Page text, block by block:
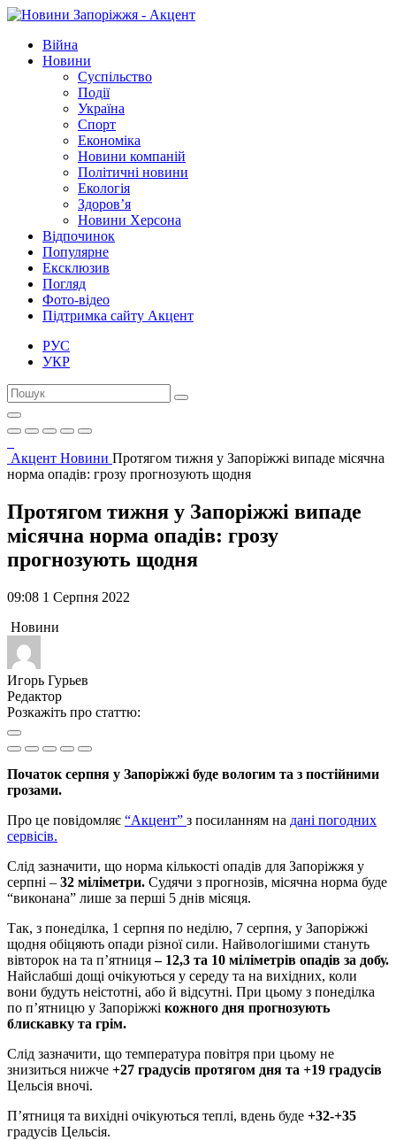
Війна
Новини
Суспільство
Події
Україна
Спорт
Економіка
Новини компаній
Політичні новини
Екологія
Здоров’я
Новини Херсона
Відпочинок
Популярне
Ексклюзив
Погляд
Фото-відео
Підтримка сайту Акцент
РУС
УКР
Акцент Новини Протягом тижня у Запоріжжі випаде місячна
норма опадів: грозу прогнозують щодня
Протягом тижня у Запоріжжі випаде
місячна норма опадів: грозу
прогнозують щодня
09:08 1 Серпня 2022
Новини
Игорь Гурьев
Редактор
Розкажіть про статтю:
Початок серпня у Запоріжжі буде вологим та з постійними
грозами.
Про це повідомляє “Акцент” з посиланням на дані погодних
сервісів.
Слід зазначити, що норма кількості опадів для Запоріжжя у
серпні – 32 міліметри. Судячи з прогнозів, місячна норма буде
“виконана” лише за перші 5 днів місяця.
Так, з понеділка, 1 серпня по неділю, 7 серпня, у Запоріжжі
щодня обіцяють опади різної сили. Найвологішими стануть
вівторок на та п’ятниця– 12,3 та 10 міліметрів опадів за добу.
Найслабші дощі очікуються у середу та на вихідних, коли
вони будуть неістотні, або й відсутні. При цьому з понеділка
по п’ятницю у Запоріжжі кожного дня прогнозують
блискавку та грім.
Слід зазначити, що температура повітря при цьому не
знизиться нижче +27 градусів протягом дня та +19 градусів
Цельсія вночі.
П’ятниця та вихідні очікуються теплі, вдень буде +32-+35
градусів Цельсія.